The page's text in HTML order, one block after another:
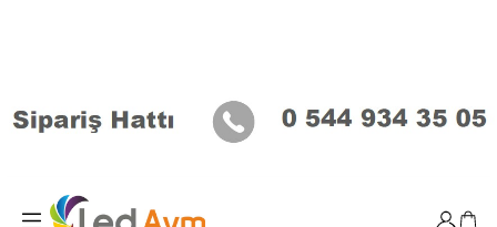
Giriş